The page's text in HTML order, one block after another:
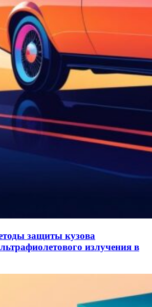
защиты кузова
излучения в